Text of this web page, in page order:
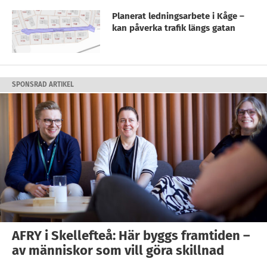
Planerat ledningsarbete i Kåge –
kan påverka trafik längs gatan
SPONSRAD ARTIKEL
AFRY i Skellefteå: Här byggs framtiden –
av människor som vill göra skillnad